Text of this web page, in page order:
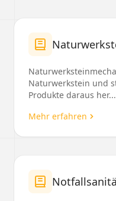
Naturwerkstein und
Produkte daraus
Mehr erfahren